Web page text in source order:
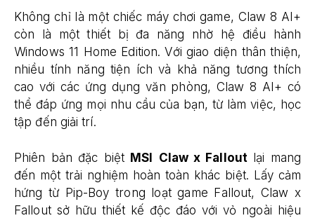
Không chỉ là một chiếc máy chơi game, Claw 8 AI+
còn là một thiết bị đa năng nhờ hệ điều hành
Windows 11 Home Edition. Với giao diện thân thiện,
nhiều tính năng tiện ích và khả năng tương thích
cao với các ứng dụng văn phòng, Claw 8 AI+ có
thể đáp ứng mọi nhu cầu của bạn, từ làm việc, học
tập đến giải trí.
Phiên bản đặc biệt MSI Claw x Fallout lại mang
đến một trải nghiệm hoàn toàn khác biệt. Lấy cảm
hứng từ Pip-Boy trong loạt game Fallout, Claw x
Fallout sở hữu thiết kế độc đáo với vỏ ngoài hiệu